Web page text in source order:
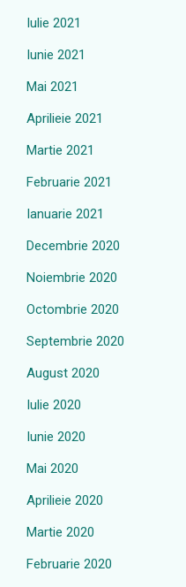
Iulie 2021
Iunie 2021
Mai 2021
Aprilieie 2021
Martie 2021
Februarie 2021
Ianuarie 2021
Decembrie 2020
Noiembrie 2020
Octombrie 2020
Septembrie 2020
August 2020
Iulie 2020
Iunie 2020
Mai 2020
Aprilieie 2020
Martie 2020
Februarie 2020